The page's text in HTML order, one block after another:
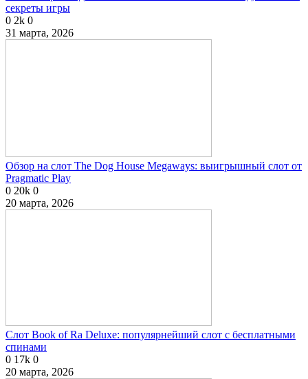
секреты игры
0 2k 0
31 марта, 2026
Обзор на слот The Dog House Megaways: выигрышный слот от
Pragmatic Play
0 20k 0
20 марта, 2026
Слот Book of Ra Deluxe: популярнейший слот с бесплатными
спинами
0 17k 0
20 марта, 2026